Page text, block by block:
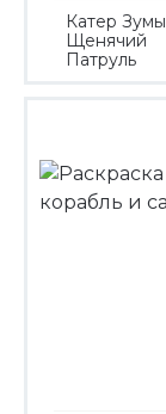
Катер Зумы
Щенячий
Патруль